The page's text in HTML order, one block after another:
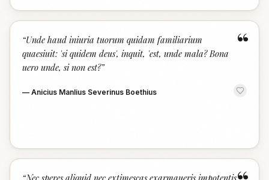
“
“Unde haud iniuria tuorum quidam familiarium
quaesiuit: 'si quidem deus', inquit, 'est, unde mala? Bona
uero unde, si non est?”
— Anicius Manlius Severinus Boethius
“Nec speres aliquid nec extimescas,exarmaueris impotentis